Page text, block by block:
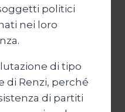
politici
nei loro
di tipo
di Renzi, perché
di partiti